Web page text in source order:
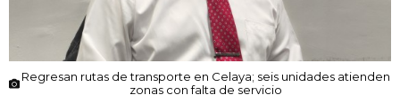
Regresan rutas de transporte en Celaya; seis unidades atienden
zonas con falta de servicio